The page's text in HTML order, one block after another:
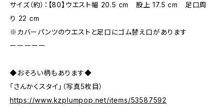
サイズ（約）：【80】ウエスト幅 20.5 cm 股上 17.5 cm 足口周
り 22 cm
※カバーパンツのウエストと足口にゴム替え口があります
ーーーーー
◆おそろい柄もあります◆
「さんかくスタイ」（写真5枚目）
https://www.kzplumpop.net/items/53587592